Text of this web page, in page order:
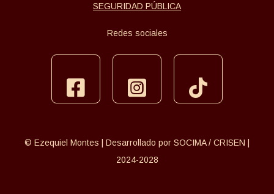
SEGURIDAD PÚBLICA
Redes sociales
facebookinstagramtiktok
© Ezequiel Montes | Desarrollado por SOCIMA / CRISEN |
2024-2028